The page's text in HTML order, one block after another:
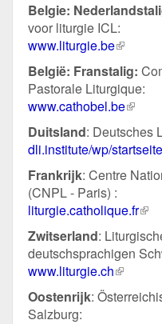
Belgie:
voor liturgie ICL:
www.liturgie.be(externe
link)
België: Franstalig:
Pastorale Liturgique:
www.cathobel.be(externe
link)
Duitsland: Deutsches
dli.institute/wp/
Frankrijk: Centre
(CNPL - Paris) :
liturgie.catholique.fr
link)
Zwitserland:
deutschsprachigen
www.liturgie.ch(externe
link)
Oostenrijk:
Salzburg: